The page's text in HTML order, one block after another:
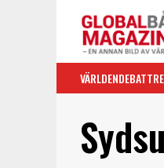
VÄRLDENDEBATT